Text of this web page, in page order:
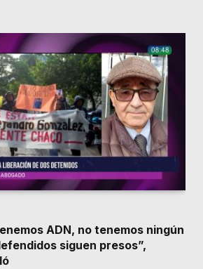
ADN, no tenemos ningún
siguen presos”,